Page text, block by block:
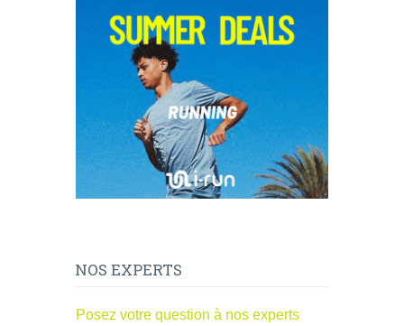
NOS EXPERTS
Posez votre question à nos experts